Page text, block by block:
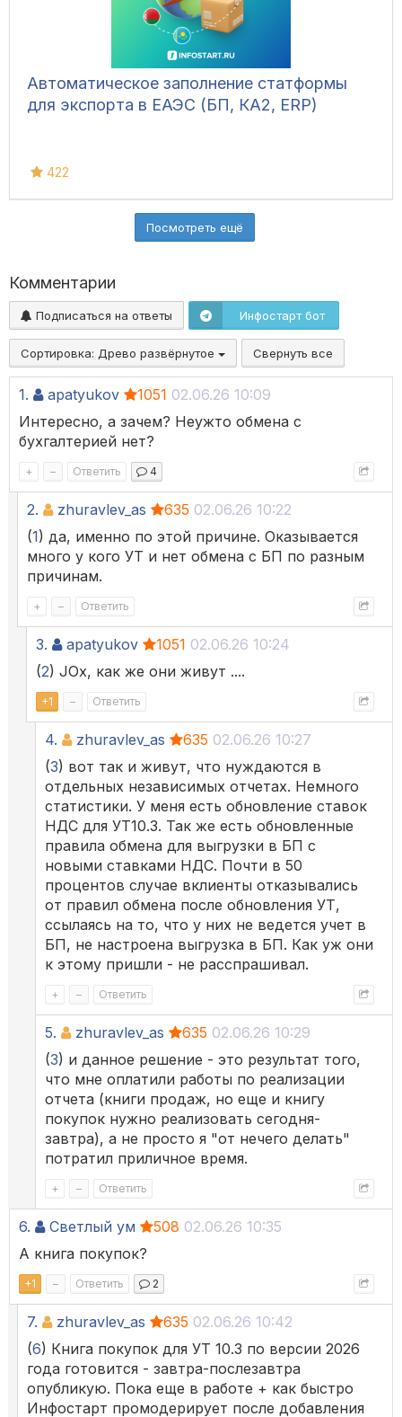
Автоматическое заполнение статформы
для экспорта в ЕАЭС (БП, КА2, ERP)
422
Посмотреть ещё
Комментарии
Подписаться на ответы Инфостарт бот
Сортировка: Древо развёрнутое Свернуть все
1. apatyukov 1051 02.06.26 10:09
Интересно, а зачем? Неужто обмена с
бухгалтерией нет?
+ – Ответить 4
2. zhuravlev_as 635 02.06.26 10:22
(1) да, именно по этой причине. Оказывается
много у кого УТ и нет обмена с БП по разным
причинам.
+ – Ответить
3. apatyukov 1051 02.06.26 10:24
(2) JОх, как же они живут ....
+1 – Ответить
4. zhuravlev_as 635 02.06.26 10:27
(3) вот так и живут, что нуждаются в
отдельных независимых отчетах. Немного
статистики. У меня есть обновление ставок
НДС для УТ10.3. Так же есть обновленные
правила обмена для выгрузки в БП с
новыми ставками НДС. Почти в 50
процентов случае вклиенты отказывались
от правил обмена после обновления УТ,
ссылаясь на то, что у них не ведется учет в
БП, не настроена выгрузка в БП. Как уж они
к этому пришли - не расспрашивал.
+ – Ответить
5. zhuravlev_as 635 02.06.26 10:29
(3) и данное решение - это результат того,
что мне оплатили работы по реализации
отчета (книги продаж, но еще и книгу
покупок нужно реализовать сегодня-
завтра), а не просто я "от нечего делать"
потратил приличное время.
+ – Ответить
6. Светлый ум 508 02.06.26 10:35
А книга покупок?
+1 – Ответить 2
7. zhuravlev_as 635 02.06.26 10:42
(6) Книга покупок для УТ 10.3 по версии 2026
года готовится - завтра-послезавтра
опубликую. Пока еще в работе + как быстро
Инфостарт промодерирует после добавления